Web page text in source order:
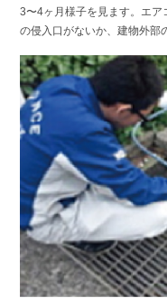
3〜4ヶ月様子を見ます。エア
の侵入口がないか、建物外部